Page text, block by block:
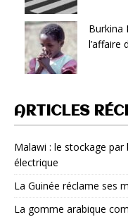
Burkina
l’affaire
ARTICLES
Malawi : le stockage
électrique
La Guinée réclame ses
La gomme arabique